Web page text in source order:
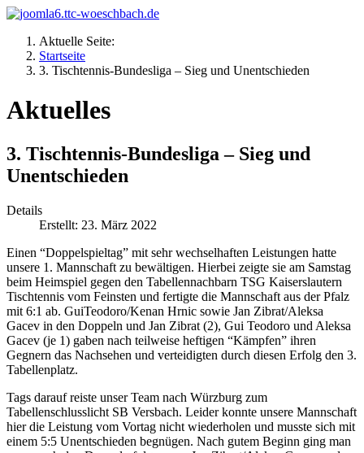
Aktuelle Seite:
Startseite
3. Tischtennis-Bundesliga – Sieg und Unentschieden
Aktuelles
3. Tischtennis-Bundesliga – Sieg und
Unentschieden
Details
Erstellt: 23. März 2022
Einen “Doppelspieltag” mit sehr wechselhaften Leistungen hatte
unsere 1. Mannschaft zu bewältigen. Hierbei zeigte sie am Samstag
beim Heimspiel gegen den Tabellennachbarn TSG Kaiserslautern
Tischtennis vom Feinsten und fertigte die Mannschaft aus der Pfalz
mit 6:1 ab. GuiTeodoro/Kenan Hrnic sowie Jan Zibrat/Aleksa
Gacev in den Doppeln und Jan Zibrat (2), Gui Teodoro und Aleksa
Gacev (je 1) gaben nach teilweise heftigen “Kämpfen” ihren
Gegnern das Nachsehen und verteidigten durch diesen Erfolg den 3.
Tabellenplatz.
Tags darauf reiste unser Team nach Würzburg zum
Tabellenschlusslicht SB Versbach. Leider konnte unsere Mannschaft
hier die Leistung vom Vortag nicht wiederholen und musste sich mit
einem 5:5 Unentschieden begnügen. Nach gutem Beginn ging man